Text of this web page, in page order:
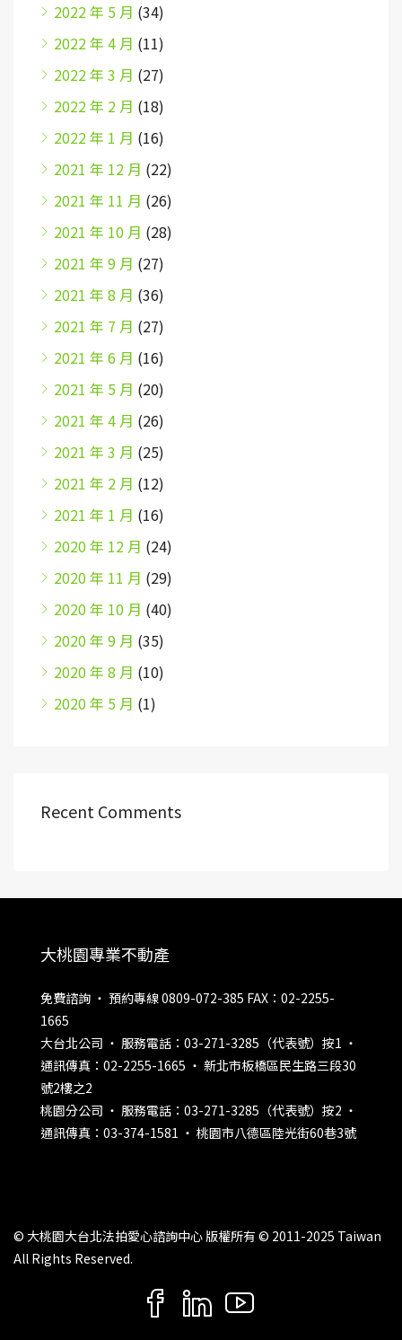
2022 年 5 月 (34)
2022 年 4 月 (11)
2022 年 3 月 (27)
2022 年 2 月 (18)
2022 年 1 月 (16)
2021 年 12 月 (22)
2021 年 11 月 (26)
2021 年 10 月 (28)
2021 年 9 月 (27)
2021 年 8 月 (36)
2021 年 7 月 (27)
2021 年 6 月 (16)
2021 年 5 月 (20)
2021 年 4 月 (26)
2021 年 3 月 (25)
2021 年 2 月 (12)
2021 年 1 月 (16)
2020 年 12 月 (24)
2020 年 11 月 (29)
2020 年 10 月 (40)
2020 年 9 月 (35)
2020 年 8 月 (10)
2020 年 5 月 (1)
Recent Comments
大桃園專業不動產
免費諮詢 ‧ 預約專線 0809-072-385 FAX：02-2255-
1665
大台北公司 ‧ 服務電話：03-271-3285（代表號）按1 ‧
通訊傳真：02-2255-1665 ‧ 新北市板橋區民生路三段30
號2樓之2
桃園分公司 ‧ 服務電話：03-271-3285（代表號）按2 ‧
通訊傳真：03-374-1581 ‧ 桃園市八德區陸光街60巷3號
© 大桃園大台北法拍愛心諮詢中心 版權所有 © 2011-2025 Taiwan
All Rights Reserved.